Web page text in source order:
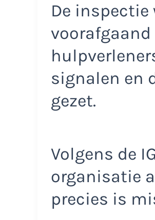
De
signalen en
gezet.
Volgens de
organisatie
precies is